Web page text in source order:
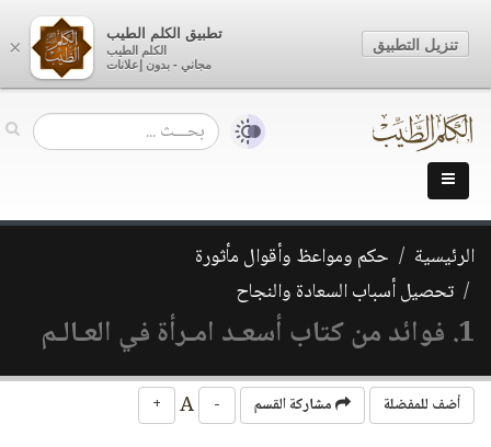
الرئيسية
حكم ومواعظ وأقوال مأثورة
تحصيل أسباب السعادة والنجاح
1. فوائد من كتاب أسعـد امـرأة في العـالـم
أضف للمفضلة مشاركة القسم -
+
×
تطبيق الكلم الطيب
الكلم الطيب
مجاني - بدون إعلانات
تنزيل التطبيق